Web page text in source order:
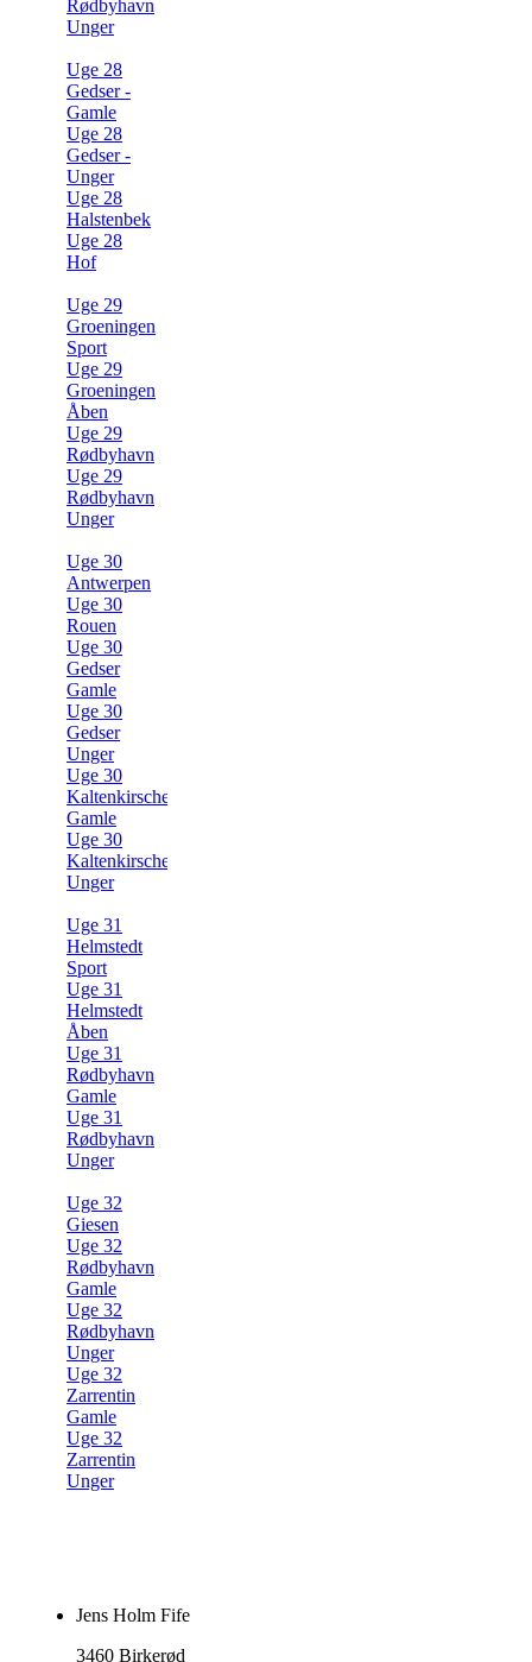
Rødbyhavn
Unger
Uge 28
Gedser -
Gamle
Uge 28
Gedser -
Unger
Uge 28
Halstenbek
Uge 28
Hof
Uge 29
Groeningen
Sport
Uge 29
Groeningen
Åben
Uge 29
Rødbyhavn
Uge 29
Rødbyhavn
Unger
Uge 30
Antwerpen
Uge 30
Rouen
Uge 30
Gedser
Gamle
Uge 30
Gedser
Unger
Uge 30
Kaltenkirschen
Gamle
Uge 30
Kaltenkirschen
Unger
Uge 31
Helmstedt
Sport
Uge 31
Helmstedt
Åben
Uge 31
Rødbyhavn
Gamle
Uge 31
Rødbyhavn
Unger
Uge 32
Giesen
Uge 32
Rødbyhavn
Gamle
Uge 32
Rødbyhavn
Unger
Uge 32
Zarrentin
Gamle
Uge 32
Zarrentin
Unger
Jens Holm Fife
3460 Birkerød